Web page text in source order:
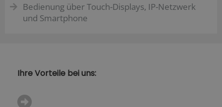
Bedienung über Touch-Displays, IP-Netzwerk
und Smartphone
Ihre Vorteile bei uns: